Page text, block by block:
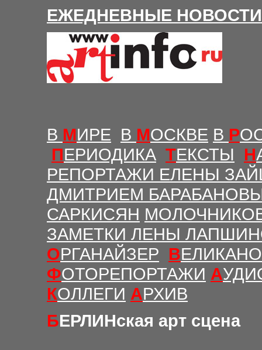
ЕЖЕДНЕВНЫЕ НОВОСТИ
В МИРЕ В МОСКВЕ В Р
ПЕРИОДИКА ТЕКСТЫ Н
РЕПОРТАЖИ ЕЛЕНЫ
ДМИТРИЕМ
САРКИСЯН
ЗАМЕТКИ ЛЕНЫ
ОРГАНАЙЗЕР В
ФОТОРЕПОРТАЖИ А
КОЛЛЕГИ АРХИВ
БЕРЛИНская арт сцена